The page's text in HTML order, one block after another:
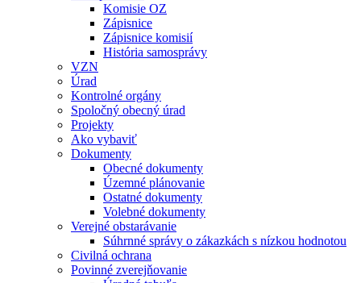
Komisie OZ
Zápisnice
Zápisnice komisií
História samosprávy
VZN
Úrad
Kontrolné orgány
Spoločný obecný úrad
Projekty
Ako vybaviť
Dokumenty
Obecné dokumenty
Územné plánovanie
Ostatné dokumenty
Volebné dokumenty
Verejné obstarávanie
Súhrnné správy o zákazkách s nízkou hodnotou
Civilná ochrana
Povinné zverejňovanie